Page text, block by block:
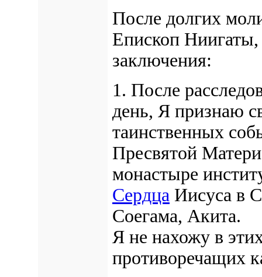
После долгих
Епископ
заключения:
1. После
день, Я признаю
таинственных
Пресвятой
монастыре
Сердца Иисуса в
Соегама, Акита.
Я не нахожу в
противоречащих